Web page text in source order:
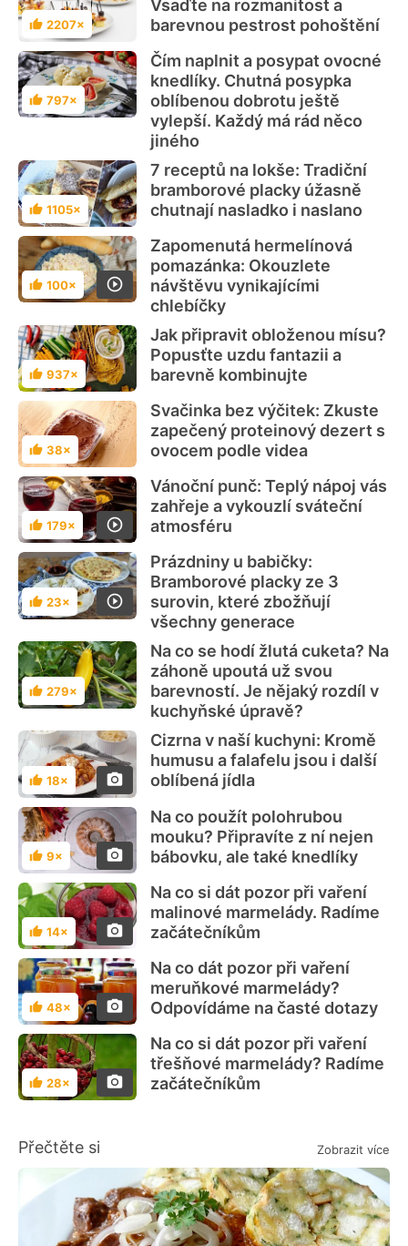
Hodnocení
2207×
Vsaďte na rozmanitost a
barevnou pestrost pohoštění
Hodnocení
797×
Čím naplnit a posypat ovocné
knedlíky. Chutná posypka
oblíbenou dobrotu ještě
vylepší. Každý má rád něco
jiného
Hodnocení
1105×
7 receptů na lokše: Tradiční
bramborové placky úžasně
chutnají nasladko i naslano
Hodnocení
100×
Zapomenutá hermelínová
pomazánka: Okouzlete
návštěvu vynikajícími
chlebíčky
Hodnocení
937×
Jak připravit obloženou mísu?
Popusťte uzdu fantazii a
barevně kombinujte
Hodnocení
38×
Svačinka bez výčitek: Zkuste
zapečený proteinový dezert s
ovocem podle videa
Hodnocení
179×
Vánoční punč: Teplý nápoj vás
zahřeje a vykouzlí sváteční
atmosféru
Hodnocení
23×
Prázdniny u babičky:
Bramborové placky ze 3
surovin, které zbožňují
všechny generace
Hodnocení
279×
Na co se hodí žlutá cuketa? Na
záhoně upoutá už svou
barevností. Je nějaký rozdíl v
kuchyňské úpravě?
Hodnocení
18×
Cizrna v naší kuchyni: Kromě
humusu a falafelu jsou i další
oblíbená jídla
Hodnocení
9×
Na co použít polohrubou
mouku? Připravíte z ní nejen
bábovku, ale také knedlíky
Hodnocení
14×
Na co si dát pozor při vaření
malinové marmelády. Radíme
začátečníkům
Hodnocení
48×
Na co dát pozor při vaření
meruňkové marmelády?
Odpovídáme na časté dotazy
Hodnocení
28×
Na co si dát pozor při vaření
třešňové marmelády? Radíme
začátečníkům
Přečtěte si Zobrazit více